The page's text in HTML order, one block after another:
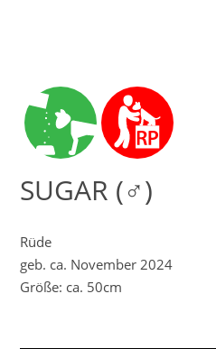
SUGAR (♂)
Rüde
geb. ca. November 2024
Größe: ca. 50cm